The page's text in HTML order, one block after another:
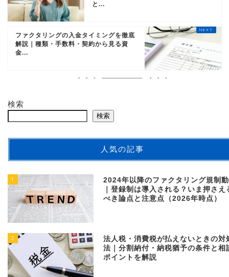
と...
ファクタリングの入金タイミングを徹底
解説｜種類・手数料・契約から見る資
金...
検索
検索
人気の記事
1
2024年以降のファクタリング規制
｜登録制は導入される？いま押さえ
べき論点と注意点（2026年時点）
2
法人税・消費税が払えないときの対
法｜分割納付・納税猶予の条件と相
ポイントを解説